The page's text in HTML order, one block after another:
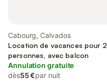
Cabourg, Calvados
Location de vacances pour 2
personnes, avec balcon
Annulation gratuite
dès55 €par nuit